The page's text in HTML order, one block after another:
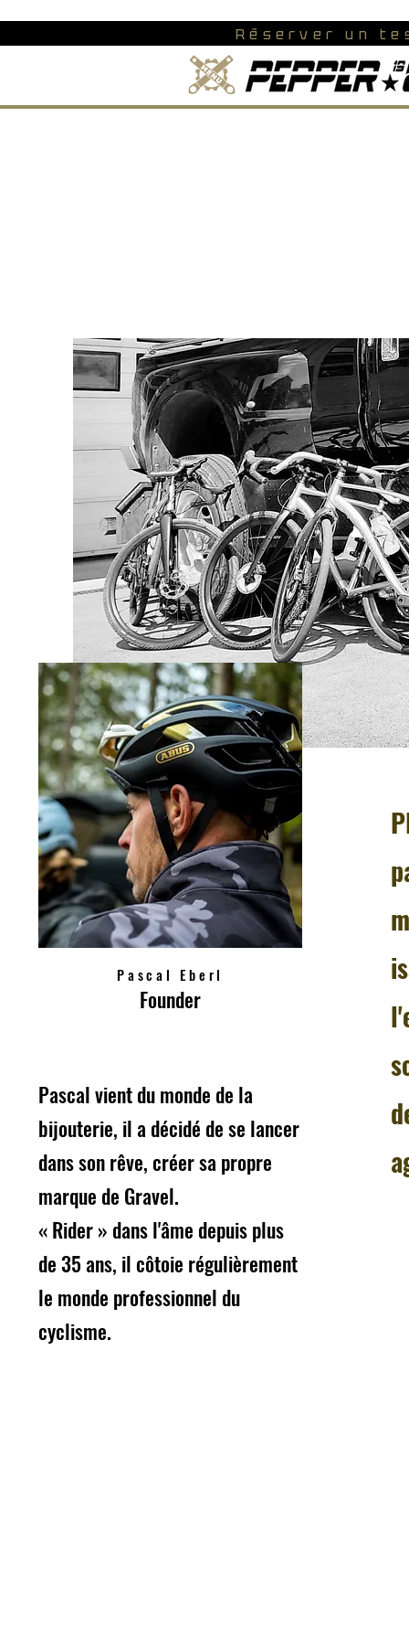
Réserver un
Pascal Eberl
Founder
Pascal vient du monde de la
bijouterie, il a décidé de se lancer
dans son rêve, créer sa propre
marque de Gravel.
« Rider » dans l'âme depuis plus
de 35 ans, il côtoie régulièrement
le monde professionnel du
cyclisme.